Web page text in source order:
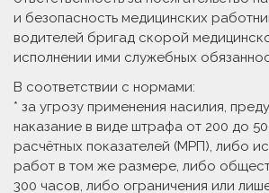
и безопасность медицинских
водителей бригад скорой
исполнении ими служебных
В соответствии с нормами:
* за угрозу применения насилия,
наказание в виде штрафа от 200 до
расчётных показателей (МРП), либо
работ в том же размере, либо
300 часов, либо ограничения или